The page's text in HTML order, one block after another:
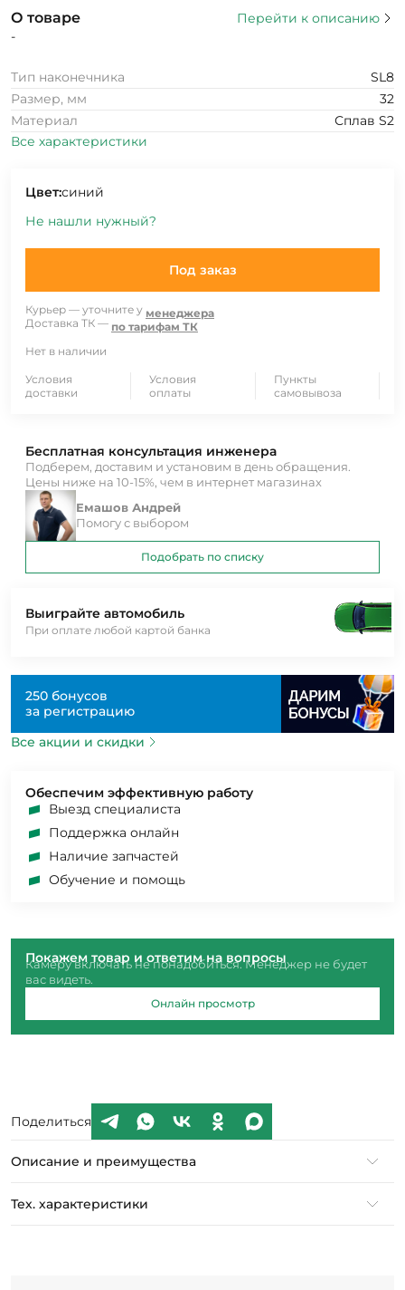
О товаре
Перейти к описанию
-
Тип наконечника
SL8
Размер, мм
32
Материал
Сплав S2
Все характеристики
Цвет:синий
Не нашли нужный?
Под заказ
Курьер — уточните у менеджера
Доставка ТК — по тарифам ТК
Нет в наличии
Условия
доставки
Условия
оплаты
Пункты
самовывоза
Выиграйте автомобиль
При оплате любой картой банка
250 бонусов
за регистрацию
Все акции и скидки
Обеспечим эффективную работу
Выезд специалиста
Поддержка онлайн
Наличие запчастей
Обучение и помощь
Покажем товар и ответим на вопросы
Камеру включать не понадобиться. Менеджер не будет
вас видеть.
Онлайн просмотр
Бесплатная консультация инженера
Подберем, доставим и установим в день обращения.
Цены ниже на 10-15%, чем в интернет магазинах
Емашов Андрей
Помогу с выбором
Подобрать по списку
Поделиться
Описание и преимущества
Тех. характеристики